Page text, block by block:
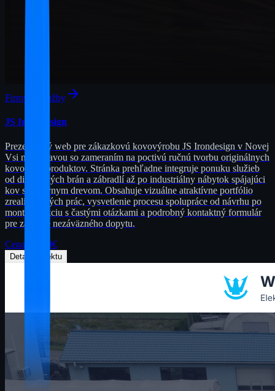
Firmy & služby
JS Iron Design
Prezentačný web pre zákazkovú kovovýrobu JS Irondesign v Novej
Vsi nad Žitavou so zameraním na poctivú ručnú tvorbu originálnych
kovových produktov. Stránka prehľadne integruje ponuku služieb
od dizajnových brán a zábradlí až po industriálny nábytok spájajúci
kov s masívnym drevom. Obsahuje vizuálne atraktívne portfólio
zrealizovaných prác, vysvetlenie procesu spolupráce od návrhu po
montáž, sekciu s častými otázkami a podrobný kontaktný formulár
pre zaslanie nezáväzného dopytu.
Cena od
299€
Detail Projektu